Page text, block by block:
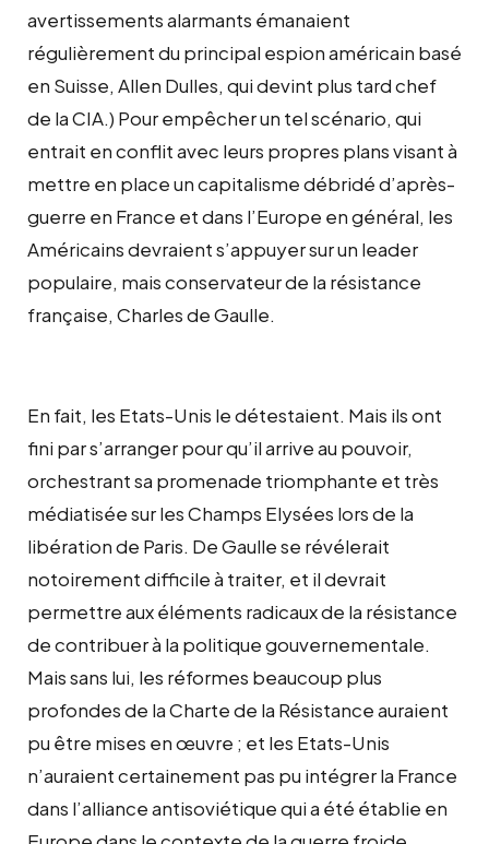
avertissements alarmants émanaient
régulièrement du principal espion américain basé
en Suisse, Allen Dulles, qui devint plus tard chef
de la CIA.) Pour empêcher un tel scénario, qui
entrait en conflit avec leurs propres plans visant à
mettre en place un capitalisme débridé d’après-
guerre en France et dans l’Europe en général, les
Américains devraient s’appuyer sur un leader
populaire, mais conservateur de la résistance
française, Charles de Gaulle.
En fait, les Etats-Unis le détestaient. Mais ils ont
fini par s’arranger pour qu’il arrive au pouvoir,
orchestrant sa promenade triomphante et très
médiatisée sur les Champs Elysées lors de la
libération de Paris. De Gaulle se révélerait
notoirement difficile à traiter, et il devrait
permettre aux éléments radicaux de la résistance
de contribuer à la politique gouvernementale.
Mais sans lui, les réformes beaucoup plus
profondes de la Charte de la Résistance auraient
pu être mises en œuvre ; et les Etats-Unis
n’auraient certainement pas pu intégrer la France
dans l’alliance antisoviétique qui a été établie en